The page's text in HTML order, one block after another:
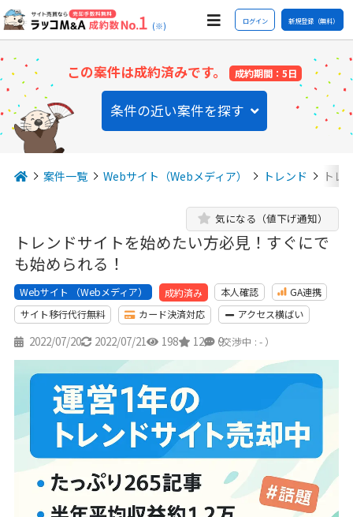
(※) ログイン 新規登録（無料）
この案件は成約済みです。 成約期間：5日
条件の近い案件を探す
案件一覧 Webサイト（Webメディア） トレンド トレ
トレンドサイトを始めたい方必見！すぐにで
も始められる！
気になる（値下げ通知）
Webサイト （Webメディア） 成約済み 本人確認
GA連携
サイト移行代行無料
カード決済対応 アクセス横ばい
2022/07/20 2022/07/21 198 12 9
（交渉中 : - ）